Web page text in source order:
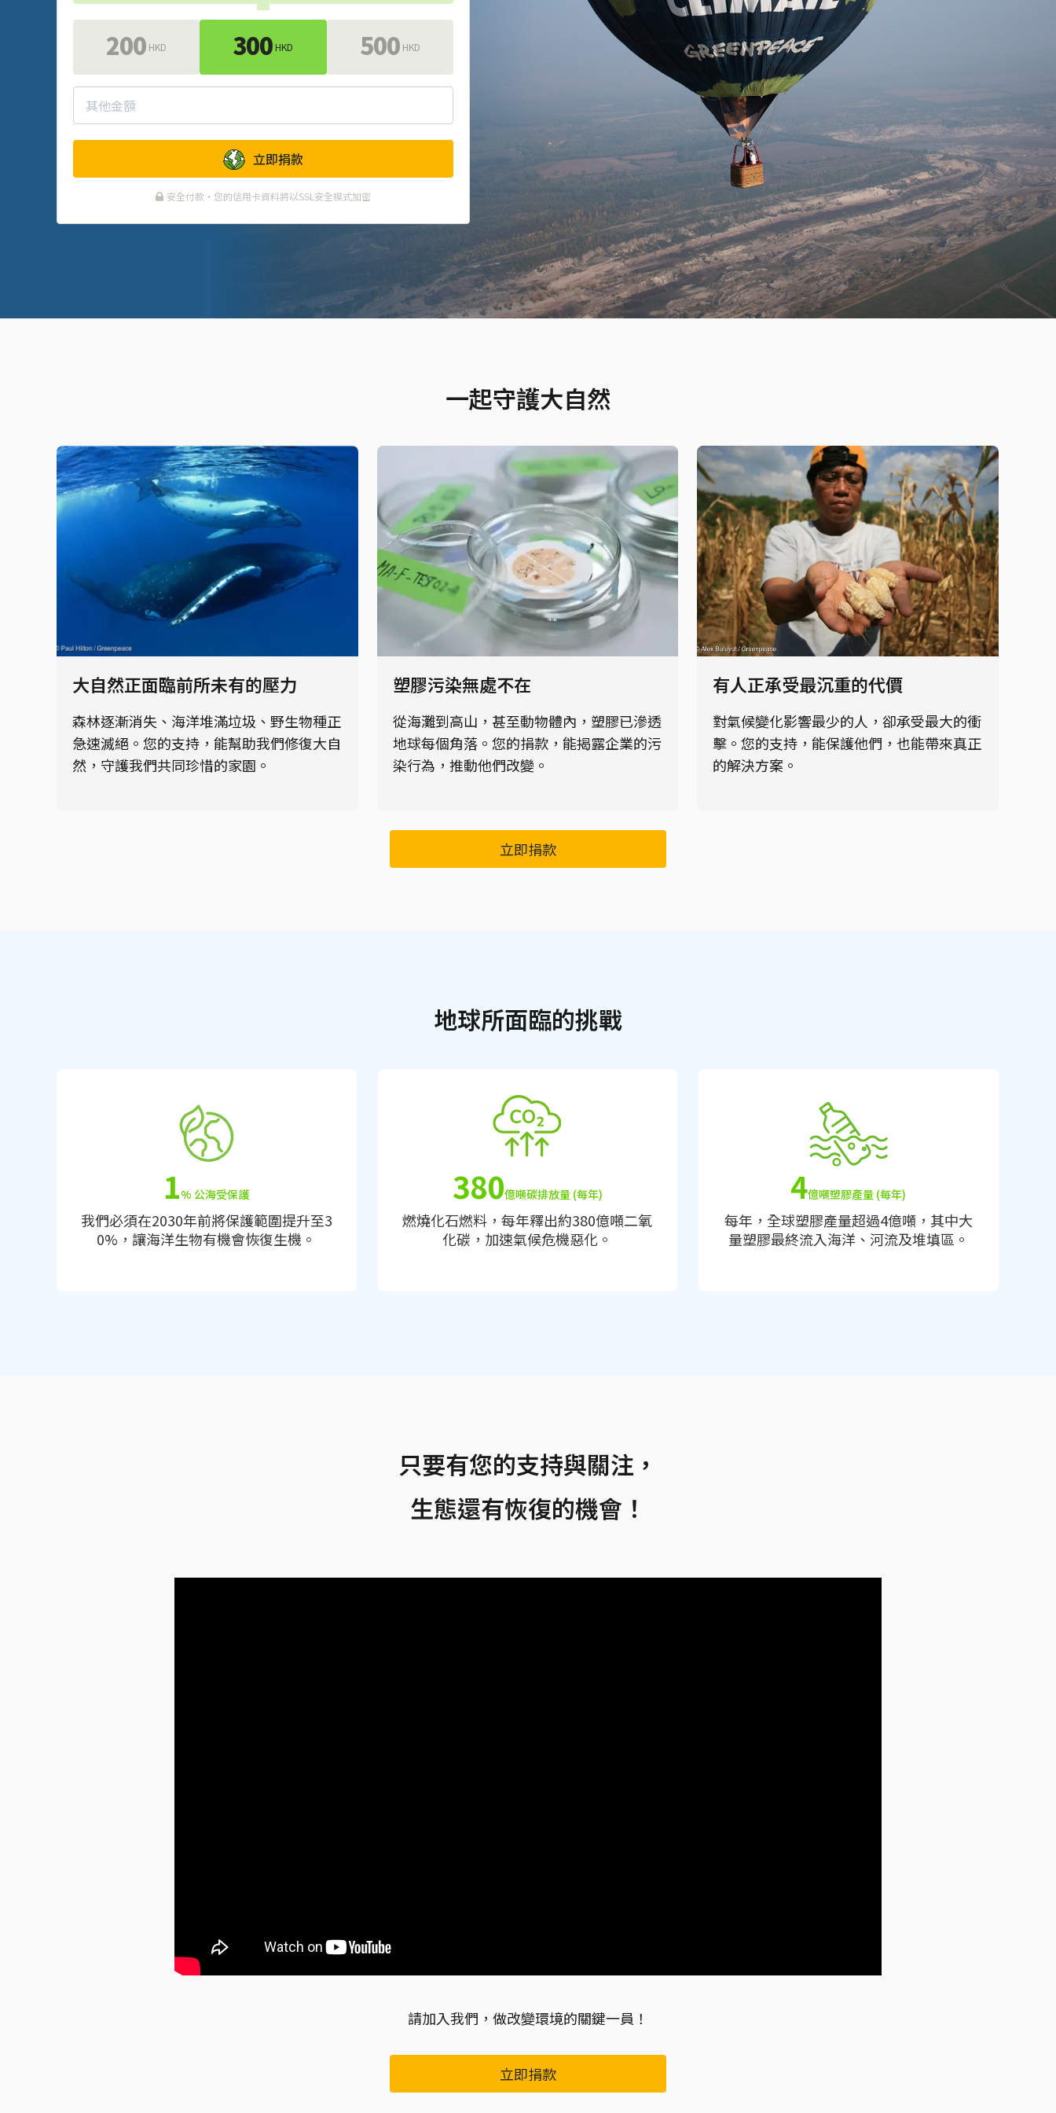
200 HKD 300 HKD 500 HKD
立即捐款
安全付款・您的信用卡資料將以SSL安全模式加密
一起守護大自然
大自然正面臨前所未有的壓力
森林逐漸消失、海洋堆滿垃圾、野生物種正
急速滅絕。您的支持，能幫助我們修復大自
然，守護我們共同珍惜的家園。
塑膠污染無處不在
從海灘到高山，甚至動物體內，塑膠已滲透
地球每個角落。您的捐款，能揭露企業的污
染行為，推動他們改變。
有人正承受最沉重的代價
對氣候變化影響最少的人，卻承受最大的衝
擊。您的支持，能保護他們，也能帶來真正
的解決方案。
立即捐款
地球所面臨的挑戰
1% 公海受保護
我們必須在2030年前將保護範圍提升至3
0%，讓海洋生物有機會恢復生機。
380億噸碳排放量 (每年)
燃燒化石燃料，每年釋出約380億噸二氧
化碳，加速氣候危機惡化。
4億噸塑膠產量 (每年)
每年，全球塑膠產量超過4億噸，其中大
量塑膠最終流入海洋、河流及堆填區。
只要有您的支持與關注，
生態還有恢復的機會！
請加入我們，做改變環境的關鍵一員！
立即捐款